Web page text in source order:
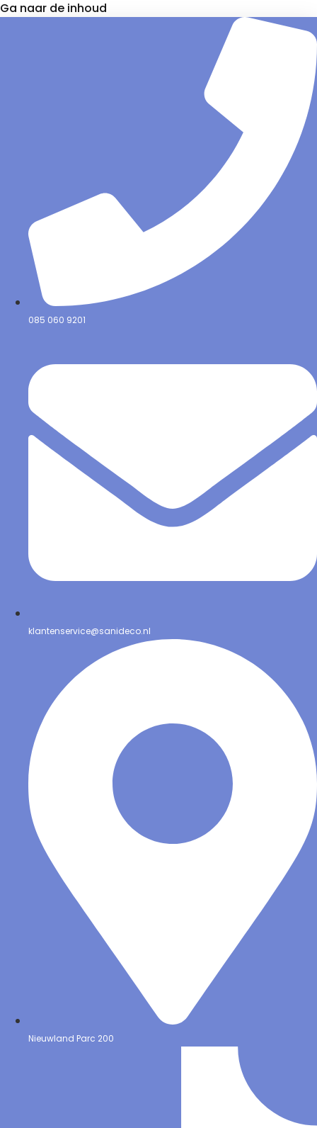
Ga naar de inhoud
085 060 9201
klantenservice@sanideco.nl
Nieuwland Parc 200